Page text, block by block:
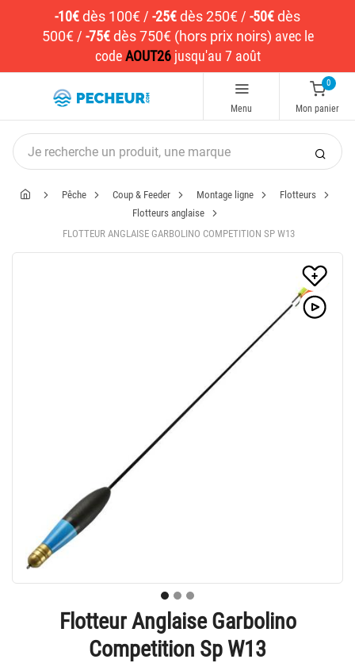
-10€dès 100€ / -25€dès 250€ / -50€dès
500€/ -75€ dès 750€ (hors prix noirs) avec le
codeAOUT26jusqu'au 7 août
Menu
0
Mon panier
Pêche Coup & Feeder Montage ligne
Flotteurs
Flotteurs anglaise
FLOTTEUR ANGLAISE GARBOLINO COMPETITION SP W13
Flotteur Anglaise Garbolino
Competition Sp W13